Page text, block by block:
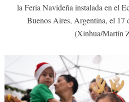
la Feria Navideña instalada en el
Buenos Aires, Argentina, el 17
(Xinhua/Martín